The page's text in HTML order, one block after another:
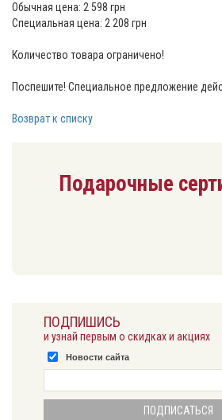
Обычная цена: 2 598 грн
Специальная цена: 2 208 грн
Количество товара ограничено!
Поспешите! Специальное предложение
Возврат к списку
Подарочные
ПОДПИШИСЬ
и узнай первым о скидках и акциях
Новости сайта